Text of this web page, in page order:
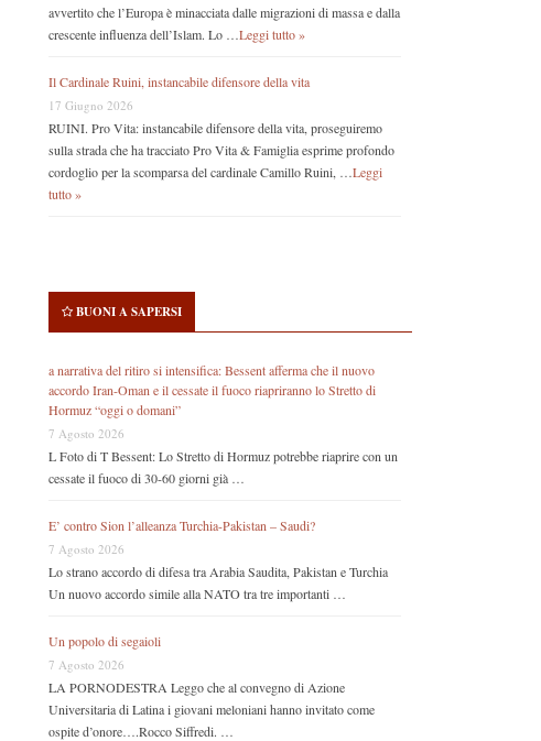
avvertito che l’Europa è minacciata dalle migrazioni di massa e dalla
crescente influenza dell’Islam. Lo … Leggi tutto »
Il Cardinale Ruini, instancabile difensore della vita
17 Giugno 2026
RUINI. Pro Vita: instancabile difensore della vita, proseguiremo
sulla strada che ha tracciato Pro Vita & Famiglia esprime profondo
cordoglio per la scomparsa del cardinale Camillo Ruini, … Leggi
tutto »
BUONI A SAPERSI
a narrativa del ritiro si intensifica: Bessent afferma che il nuovo
accordo Iran-Oman e il cessate il fuoco riapriranno lo Stretto di
Hormuz “oggi o domani”
7 Agosto 2026
L Foto di T Bessent: Lo Stretto di Hormuz potrebbe riaprire con un
cessate il fuoco di 30-60 giorni già …
E’ contro Sion l’alleanza Turchia-Pakistan – Saudi?
7 Agosto 2026
Lo strano accordo di difesa tra Arabia Saudita, Pakistan e Turchia
Un nuovo accordo simile alla NATO tra tre importanti …
Un popolo di segaioli
7 Agosto 2026
LA PORNODESTRA Leggo che al convegno di Azione
Universitaria di Latina i giovani meloniani hanno invitato come
ospite d’onore….Rocco Siffredi. …